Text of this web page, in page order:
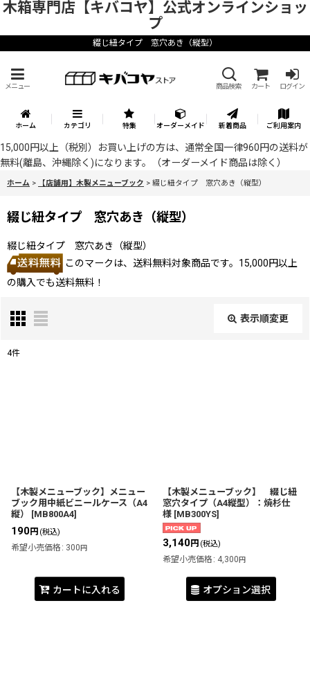
木箱専門店【キバコヤ】公式オンラインショッ
プ
綴じ紐タイプ 窓穴あき（縦型）
メニュー 商品検索 カート ログイン
ホーム カテゴリ 特集 オーダーメイド 新着商品 ご利用案内
15,000円以上（税別）お買い上げの方は、通常全国一律960円の送料が
無料(離島、沖縄除く)になります。（オーダーメイド商品は除く）
ホーム > 【店舗用】木製メニューブック > 綴じ紐タイプ 窓穴あき（縦型）
綴じ紐タイプ 窓穴あき（縦型）
綴じ紐タイプ 窓穴あき（縦型）
このマークは、送料無料対象商品です。15,000円以上
の購入でも送料無料！
表示順変更
4件
【木製メニューブック】メニュー
ブック用中紙ビニールケース（A4
縦）
[MB800A4]
190円 (税込)
希望小売価格 : 300円
カートに入れる
【木製メニューブック】 綴じ紐
窓穴タイプ（A4縦型）：焼杉仕
様 [MB300YS]
3,140円 (税込)
希望小売価格 : 4,300円
オプション選択